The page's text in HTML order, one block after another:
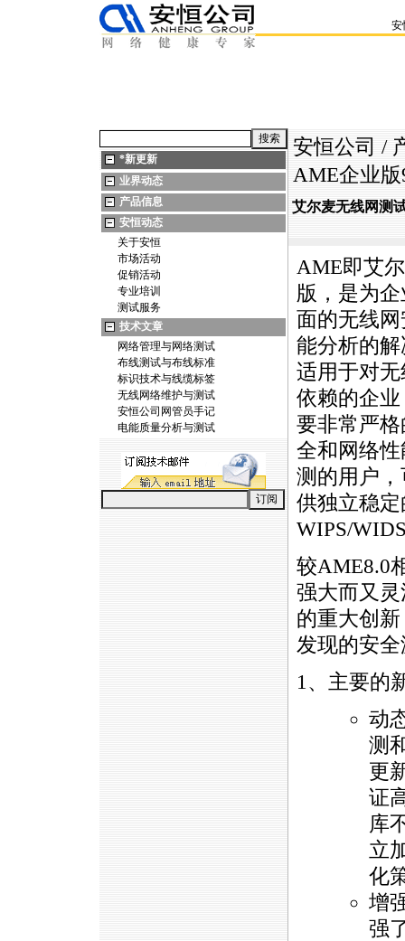
安
*新更新
业界动态
产品信息
安恒动态
关于安恒
市场活动
促销活动
专业培训
测试服务
技术文章
网络管理与网络测试
布线测试与布线标准
标识技术与线缆标签
无线网络维护与测试
安恒公司网管员手记
电能质量分析与测试
安恒公司 /
AME企业
艾尔麦无线网测
AME即艾
版，是为
面的无线
能分析的
适用于对
依赖的企
要非常严
全和网络
测的用户
供独立稳定
WIPS/
较AME8.0
强大而又
的重大创
发现的安
1、主要的
动
测
更
证
库
立
化
增
强